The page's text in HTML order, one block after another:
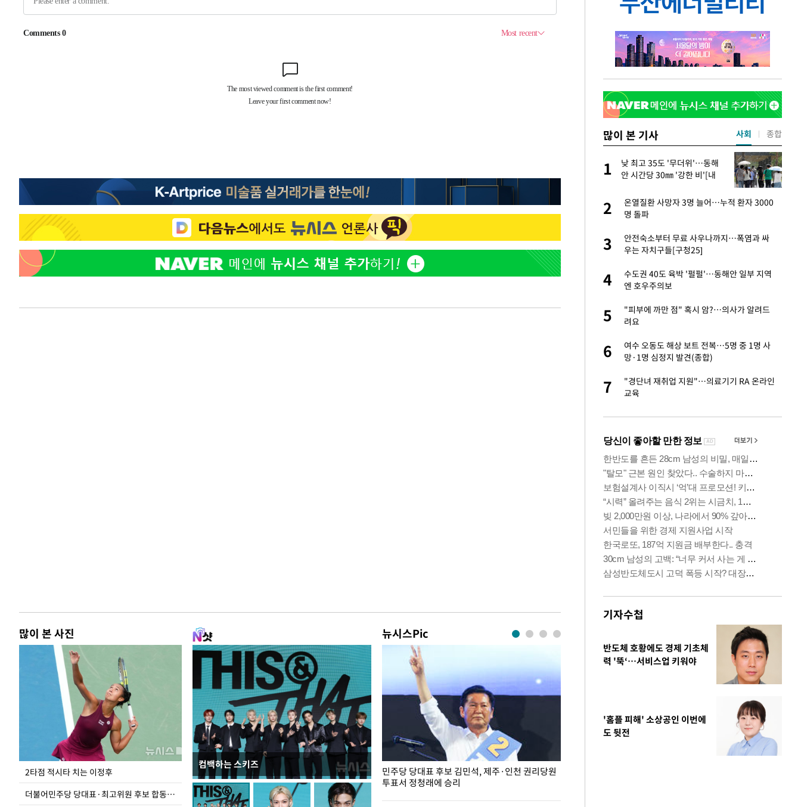
[속보]與 대표 경선 제주·인천 당원투표…金 47.75%·鄭 42.08%·
이강인 "아틀레티코 이적 기뻐…등번호 7번 의미보단 팀 위해 뛸 것"
[속보]與 당대표 경선, 제주·인천 권리당원 투표 김민석 승리
2시간 전 >강릉에 시간당 81.4㎜ 물폭탄…도로 잠기고 담벼락 붕괴
4시간 전 >
백운산서 80년근 천종산삼 9뿌리 발견…감정가 1.3억원
5시간 전 >남자 농구, 나고야 아시안게임서 '홈팀' 일본과 한일전
5시간 전 >여수 오동도 해상서 모터보트 전복…1명 사망·1명 실종
6시간 전 >
극한폭염 한풀 꺾이지만…'낮 최고 35도' 무더위, 열대야 계속[다음주
날씨]
7시간 전 >축구협회 "압수수색·성접대 논란 사과…쇄신의 기회로 삼겠다"
11시간 전 >'최고 37도' 폭염 지속…강원동해안 최대 150㎜ 비
많이 본 사진
2타점 적시타 치는 이정후
더불어민주당 당대표·최고위원 후보 합동연설회
컴백하는 스키즈
뉴시스Pic
이번주 국회에는 무슨 일이? [뉴시스국회토pic]
민주당 당대표 후보 김민석, 제주·인천 권리당원
투표서 정청래에 승리
많이 본 기사
2
"손 떨림 포착"…카라 한승연, 건강 괜찮나
팬들 '걱정'
3
용산어린이정원 앞 즐비한 근조화환, 왜?[뉴
시스Pic]
4
차가원 "○○○ 까면 주변 다 죽어"…전세금
5
유혜정, 자궁적출 수술 고백 "여성성을 잃는
1
낮 최고 35도 '무더위'…동해
안 시간당 30㎜ '강한 비'[내
2
온열질환 사망자 3명 늘어…누적 환자 3000
명 돌파
3
안전숙소부터 무료 사우나까지…폭염과 싸
우는 자치구들[구청25]
4
수도권 40도 육박 '펄펄'…동해안 일부 지역
엔 호우주의보
5
"피부에 까만 점" 혹시 암?…의사가 알려드
려요
6
여수 오동도 해상 보트 전복…5명 중 1명 사
망·1명 심정지 발견(종합)
7
"경단녀 재취업 지원"…의료기기 RA 온라인
교육
사회 종합
기자수첩
반도체 호황에도 경제 기초체
력 '뚝‘…서비스업 키워야
'홈플 피해' 소상공인 이번에
도 뒷전